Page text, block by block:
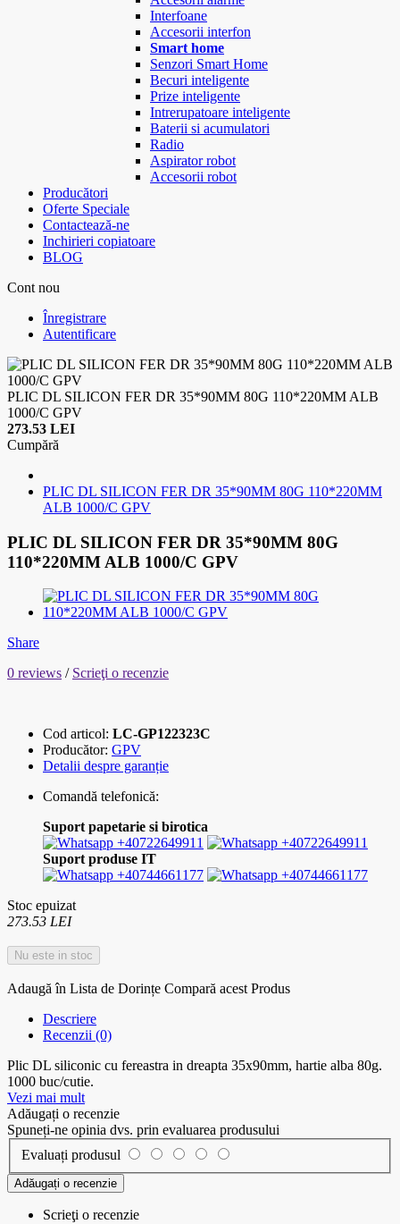
Interfoane
Accesorii interfon
Smart home
Senzori Smart Home
Becuri inteligente
Prize inteligente
Intrerupatoare inteligente
Baterii si acumulatori
Radio
Aspirator robot
Accesorii robot
Producători
Oferte Speciale
Contactează-ne
Inchirieri copiatoare
BLOG
Cont nou
Înregistrare
Autentificare
PLIC DL SILICON FER DR 35*90MM 80G 110*220MM ALB
1000/C GPV
273.53 LEI
Cumpără
PLIC DL SILICON FER DR 35*90MM 80G 110*220MM
ALB 1000/C GPV
PLIC DL SILICON FER DR 35*90MM 80G
110*220MM ALB 1000/C GPV
Share
0 reviews / Scrieţi o recenzie
Cod articol: LC-GP122323C
Producător: GPV
Detalii despre garanție
Comandă telefonică:
Suport papetarie si birotica
+40722649911
+40722649911
Suport produse IT
+40744661177
+40744661177
Stoc epuizat
273.53 LEI
Nu este in stoc
Adaugă în Lista de Dorințe Compară acest Produs
Descriere
Recenzii (0)
Plic DL siliconic cu fereastra in dreapta 35x90mm, hartie alba 80g.
1000 buc/cutie.
Vezi mai mult
Adăugați o recenzie
Spuneți-ne opinia dvs. prin evaluarea produsului
Evaluați produsul
Adăugați o recenzie
Scrieţi o recenzie